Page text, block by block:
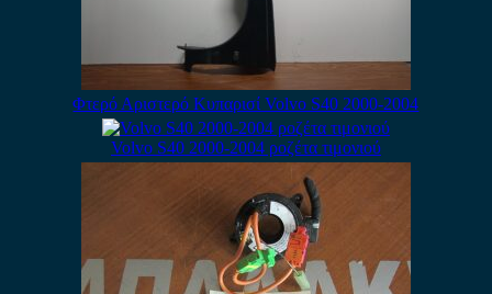
Φτερό Αριστερό Κυπαρισί Volvo S40 2000-2004
Volvo S40 2000-2004 ροζέτα τιμονιού